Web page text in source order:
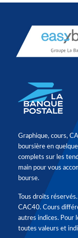
Graphique, cours,
boursière en
complets sur les
main pour vous
bourse.
Tous droits
CAC40. Cours
autres indices. Pour
toutes valeurs et